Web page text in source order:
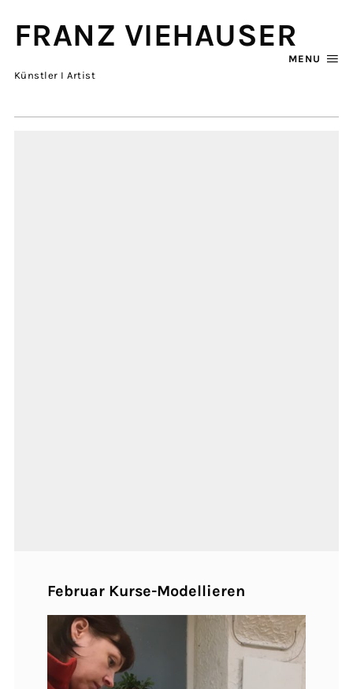
FRANZ VIEHAUSER
Künstler I Artist
MENU
Februar Kurse-Modellieren